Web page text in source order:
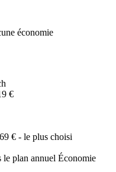
économie
€
€ - le plus choisi
le plan annuel Économie